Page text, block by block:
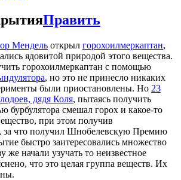
Править
Мендель открыл горохоилмеркаптан,
ядовитой природой этого вещества.
горохоилмеркаптан с помощью
, но это не принесло никаких
были приостановлены. Но 23
дядя Коля, пытаясь получить
бурбулятора смешал горох и какое-то
при этом получив
за что получил Шнобелевскую Премию
быстро заитересовались множество
же начали узучать то неизвестное
что это целая группа веществ. Их